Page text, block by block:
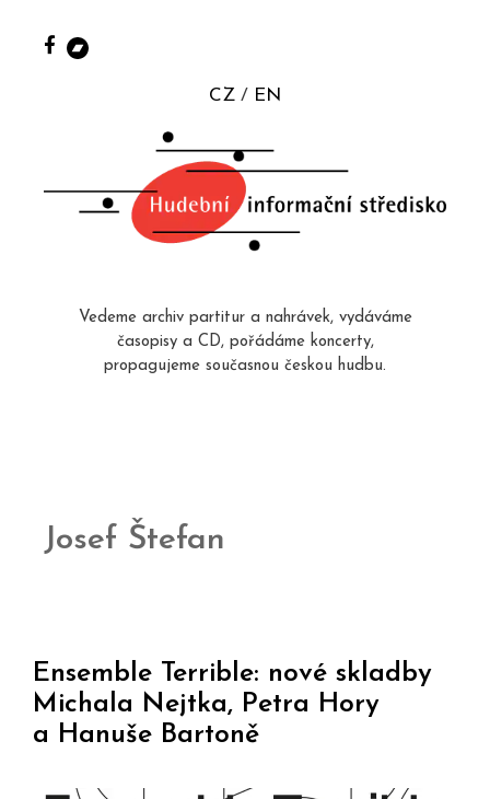
CZ EN
Vedeme archiv partitur a nahrávek, vydáváme
časopisy a CD, pořádáme koncerty,
propagujeme současnou českou hudbu.
Josef Štefan
Ensemble Terrible: nové skladby
Michala Nejtka, Petra Hory
a Hanuše Bartoně